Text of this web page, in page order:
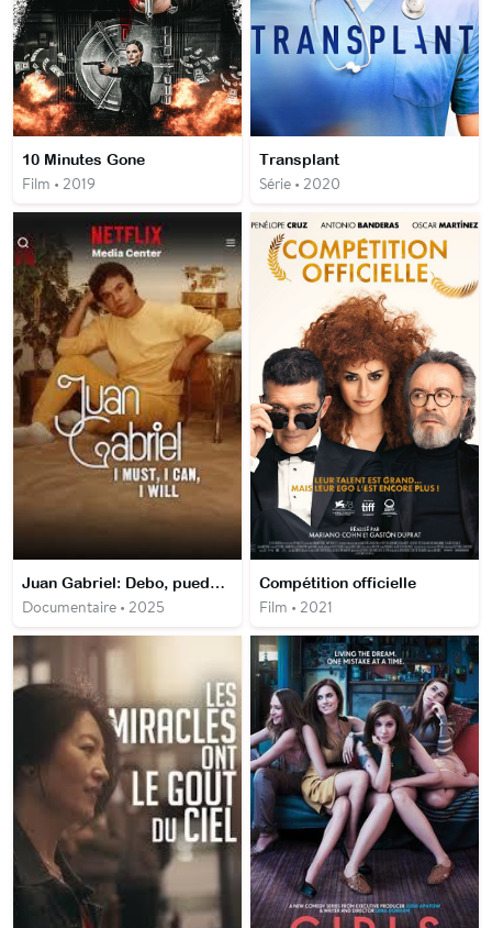
10 Minutes Gone
Film • 2019
Transplant
Série • 2020
Juan Gabriel: Debo, puedo y quiero
Documentaire • 2025
Compétition officielle
Film • 2021